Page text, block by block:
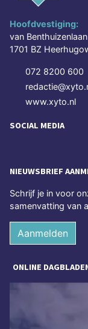
Hoofdvestiging:
van Benthuizenlaan
1701 BZ
072 8200 600
www.xyto.nl
SOCIAL MEDIA
NIEUWSBRIEF
Schrijf je in voor
samenvatting van
Aanmelden
ONLINE